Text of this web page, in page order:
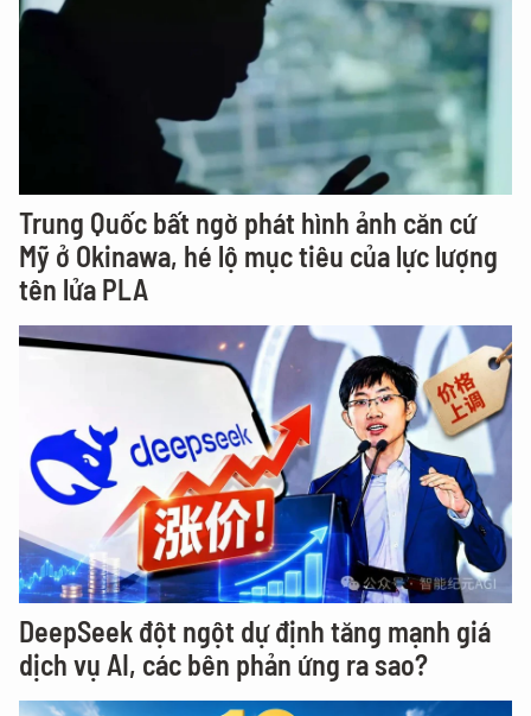
Trung Quốc bất ngờ phát hình ảnh căn cứ
Mỹ ở Okinawa, hé lộ mục tiêu của lực lượng
tên lửa PLA
DeepSeek đột ngột dự định tăng mạnh giá
dịch vụ AI, các bên phản ứng ra sao?